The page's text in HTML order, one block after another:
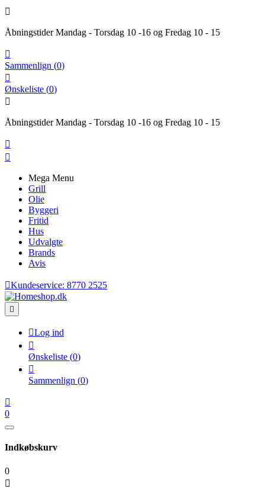

Åbningstider Mandag - Torsdag 10 -16 og Fredag 10 - 15

Sammenlign (0)

Ønskeliste (0)

Åbningstider Mandag - Torsdag 10 -16 og Fredag 10 - 15


Mega Menu
Grill
Olie
Byggeri
Fritid
Hus
Udvalgte
Brands
Avis
Kundeservice: 8770 2525

Log ind

Ønskeliste (0)

Sammenlign (0)

0
Indkøbskurv
0
